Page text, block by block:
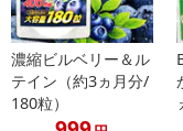
ール等の成分を豊富に
◆『インディアンマル
ノ酸などの豊富ない栄
濃縮ビルベリー＆ル
テイン（約3ヵ月分/
180粒）